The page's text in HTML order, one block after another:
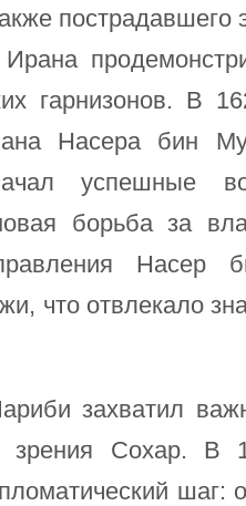
пострадавшего
гарнизонов. В
Насера бин
успешные
борьба за
Насер
что отвлекало
захватил
зрения Сохар.
шаг: